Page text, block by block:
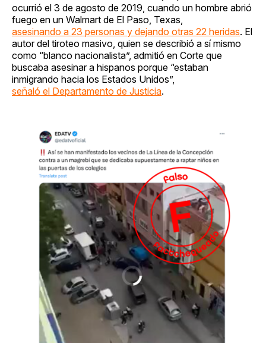
ocurrió el 3 de agosto de 2019, cuando un hombre abrió
fuego en un Walmart de El Paso, Texas,
asesinando a 23 personas y dejando otras 22 heridas. El
autor del tiroteo masivo, quien se describió a sí mismo
como “blanco nacionalista”, admitió en Corte que
buscaba asesinar a hispanos porque “estaban
inmigrando hacia los Estados Unidos”,
señaló el Departamento de Justicia.